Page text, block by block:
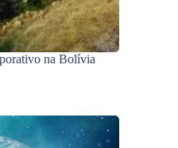
na Bolívia